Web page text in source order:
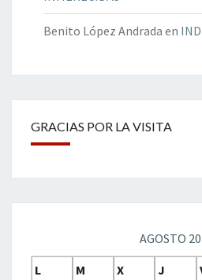
Benito López Andrada en
GRACIAS POR LA VISITA
AGOSTO
L
M X J